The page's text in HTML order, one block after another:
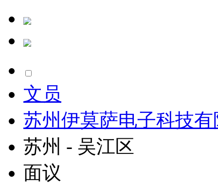
文员
苏州伊莫萨电子科技
苏州 - 吴江区
面议